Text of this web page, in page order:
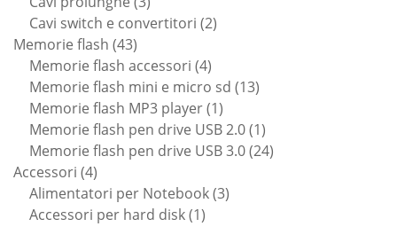
prodotti
Cavi switch e convertitori 22
Memorie flash 4343
prodotti
Memorie flash accessori 44
prodotti
Memorie flash mini e micro sd 1313
Memorie flash MP3 player 11
prodotto
Memorie flash pen drive USB 2.0 11
prodotto
Memorie flash pen drive USB 3.0 2424
Accessori 44
prodotti
Alimentatori per Notebook 33
Accessori per hard disk 11